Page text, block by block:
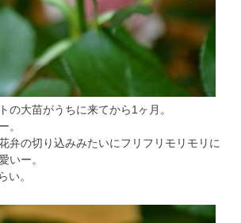
の大苗がうちに来てから1ヶ月。
。
弁の切り込みみたいにフリフリモリモリに
いー。
い。